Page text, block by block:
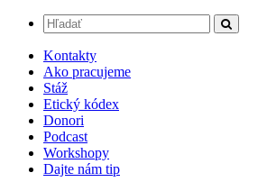
Kontakty
Ako pracujeme
Stáž
Etický kódex
Donori
Podcast
Workshopy
Dajte nám tip